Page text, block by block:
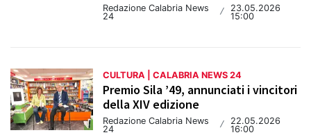
Redazione Calabria News
24
/
23.05.2026
15:00
CULTURA | CALABRIA NEWS 24
Premio Sila ’49, annunciati i vincitori
della XIV edizione
Redazione Calabria News
24
/
22.05.2026
16:00